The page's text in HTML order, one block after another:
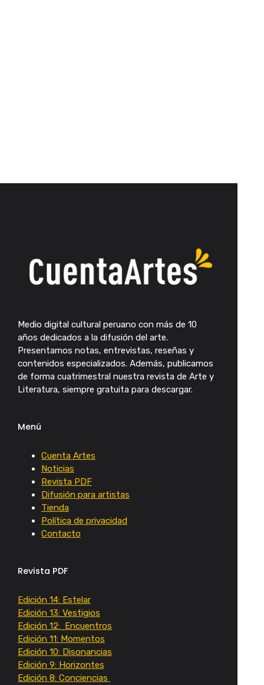
Medio digital cultural peruano con más de 10
años dedicados a la difusión del arte.
Presentamos notas, entrevistas, reseñas y
contenidos especializados. Además, publicamos
de forma cuatrimestral nuestra revista de Arte y
Literatura, siempre gratuita para descargar.
Menú
Cuenta Artes
Noticias
Revista PDF
Difusión para artistas
Tienda
Política de privacidad
Contacto
Revista PDF
Edición 14: Estelar
Edición 13: Vestigios
Edición 12: Encuentros
Edición 11: Momentos
Edición 10: Disonancias
Edición 9: Horizontes
Edición 8: Conciencias